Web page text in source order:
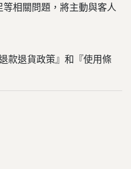
相關問題，將主動與客人
款退貨政策』和『使用條